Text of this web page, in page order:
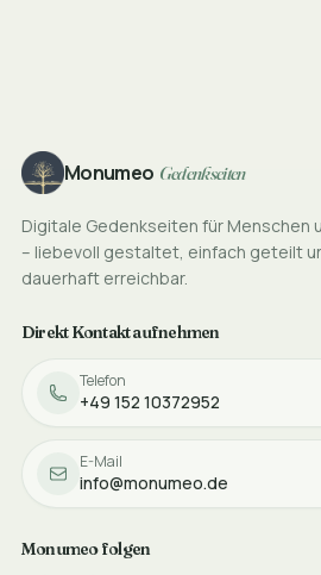
FooterMonumeo Gedenkseiten
Digitale Gedenkseiten für Menschen
– liebevoll gestaltet, einfach geteilt
dauerhaft erreichbar.
Direkt Kontakt aufnehmen
Telefon
+49 152 10372952
E-Mail
info@monumeo.de
Monumeo folgen